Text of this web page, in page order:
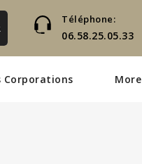
Téléphone:
06.58.25.05.33
Corporations More